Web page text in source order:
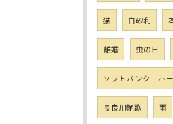
猫 白砂利
離婚 虫の日
ソフトバンク ホ
長良川艶歌 雨